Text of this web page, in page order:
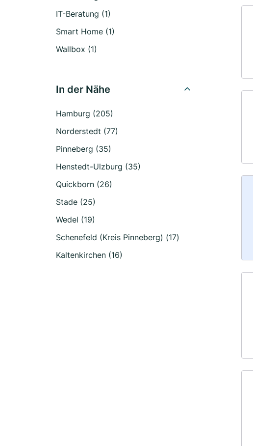
IT-Beratung (1)
Smart Home (1)
Wallbox (1)
In der Nähe
Hamburg (205)
Norderstedt (77)
Pinneberg (35)
Henstedt-Ulzburg (35)
Quickborn (26)
Stade (25)
Wedel (19)
Schenefeld (Kreis Pinneberg) (17)
Kaltenkirchen (16)